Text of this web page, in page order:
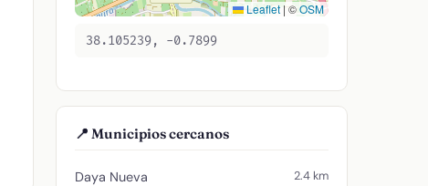
Leaflet |©OSM
38.105239, -0.7899
📍 Municipios cercanos
Daya Nueva 2.4 km